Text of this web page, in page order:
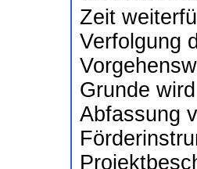
Zeit
Verfolgung
Grunde
Abfassung